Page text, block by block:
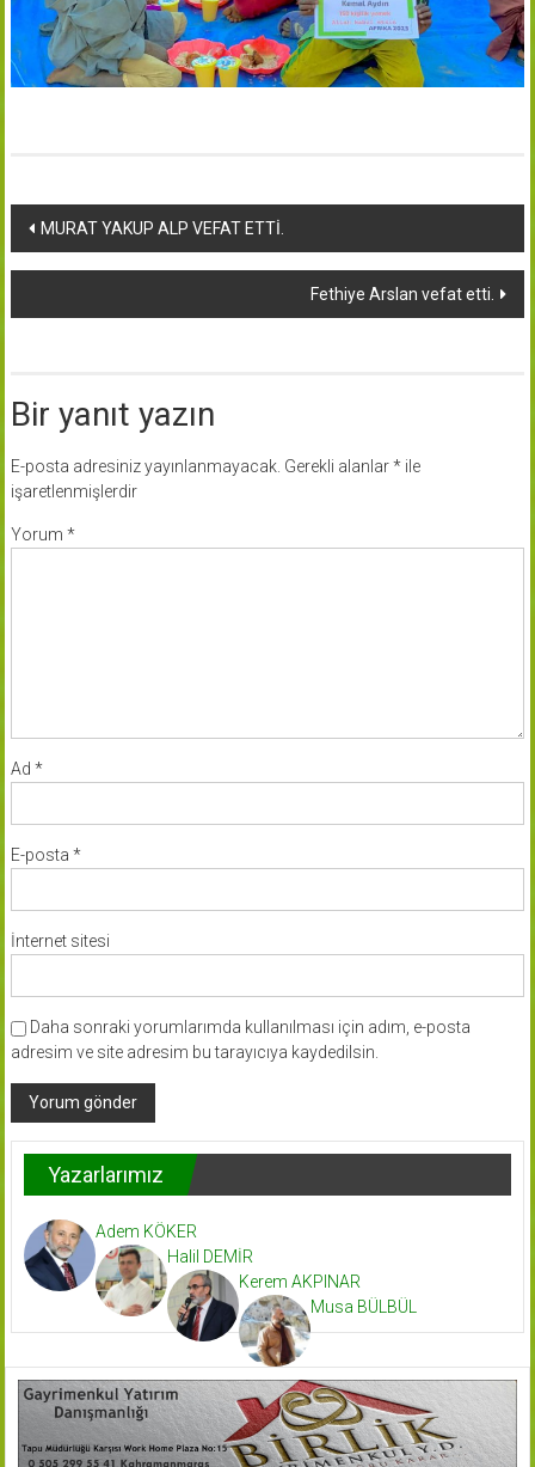
Yazı
dolaşımı
MURAT YAKUP ALP VEFAT ETTİ.
Fethiye Arslan vefat etti.
Bir yanıt yazın
E-posta adresiniz yayınlanmayacak. Gerekli alanlar*ile
işaretlenmişlerdir
Yorum *
Ad *
E-posta *
İnternet sitesi
Daha sonraki yorumlarımda kullanılması için adım, e-posta
adresim ve site adresim bu tarayıcıya kaydedilsin.
Yazarlarımız
Adem KÖKER
Halil DEMİR
Kerem AKPINAR
Musa BÜLBÜL